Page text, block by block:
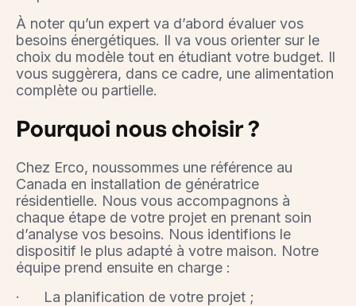
À noter qu’un expert va d’abord évaluer vos
besoins énergétiques. Il va vous orienter sur le
choix du modèle tout en étudiant votre budget. Il
vous suggèrera, dans ce cadre, une alimentation
complète ou partielle.
Pourquoi nous choisir ?
Chez Erco, noussommes une référence au
Canada en installation de génératrice
résidentielle. Nous vous accompagnons à
chaque étape de votre projet en prenant soin
d’analyse vos besoins. Nous identifions le
dispositif le plus adapté à votre maison. Notre
équipe prend ensuite en charge :
· La planification de votre projet ;